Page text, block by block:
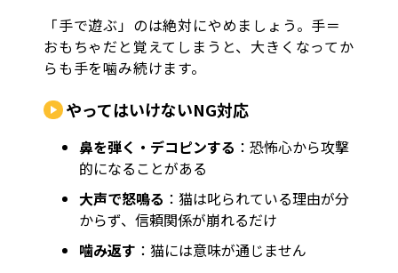
「手で遊ぶ」のは絶対にやめましょう。手＝
おもちゃだと覚えてしまうと、大きくなってか
らも手を噛み続けます。
やってはいけないNG対応
鼻を弾く・デコピンする ：恐怖心から攻撃
的になることがある
大声で怒鳴る ：猫は叱られている理由が分
からず、信頼関係が崩れるだけ
噛み返す ：猫には意味が通じません